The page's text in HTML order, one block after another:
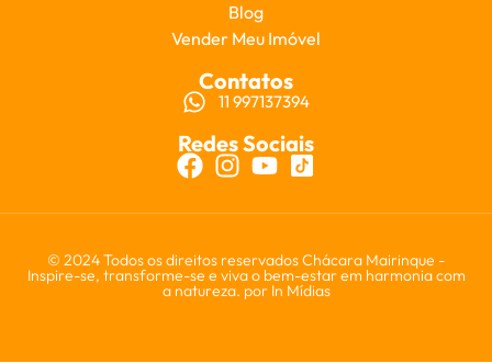
Blog
Vender Meu Imóvel
Contatos
11 997137394
Redes Sociais
© 2024 Todos os direitos reservados Chácara Mairinque -
Inspire-se, transforme-se e viva o bem-estar em harmonia com
a natureza. por In Mídias